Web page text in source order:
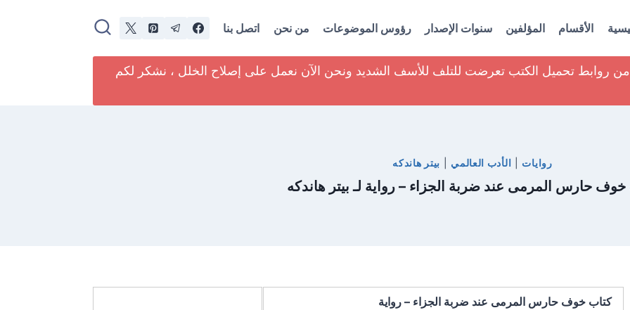
الأقسام المؤلفين سنوات الإصدار رؤوس الموضوعات من نحن اتصل بنا
من روابط تحميل الكتب تعرضت للتلف للأسف الشديد ونحن الآن نعمل على إصلاح الخلل ، نشكر لكم
روايات الأدب العالمي بيتر هاندكه
حارس المرمى عند ضربة الجزاء – رواية لـ بيتر هاندكه
كتاب خوف حارس المرمى عند ضربة الجزاء – رواية